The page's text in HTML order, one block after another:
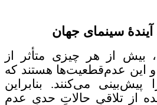
سینمای جهان
بیش از هر چیزی متأثر از
عدم‌قطعیت‌ها هستند که
پیش‌بینی می‌کنند. بنابراین
از تلاقیِ حالاتِ حدیِ عدم